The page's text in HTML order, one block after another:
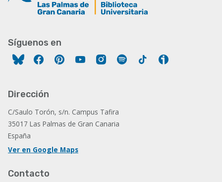
Síguenos en
FacebookPinterestYouTubeInstagram
Spotify Tiktok
Dirección
C/Saulo Torón, s/n. Campus Tafira
35017 Las Palmas de Gran Canaria
España
Ver en Google Maps
Contacto